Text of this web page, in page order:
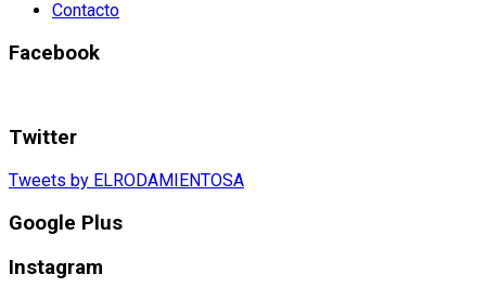
Contacto
Facebook
Twitter
Tweets by ELRODAMIENTOSA
Google Plus
Instagram